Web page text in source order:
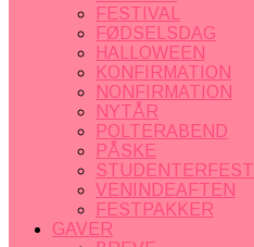
FESTIVAL
FØDSELSDAG
HALLOWEEN
KONFIRMATION
NONFIRMATION
NYTÅR
POLTERABEND
PÅSKE
STUDENTERFEST
VENINDEAFTEN
FESTPAKKER
GAVER